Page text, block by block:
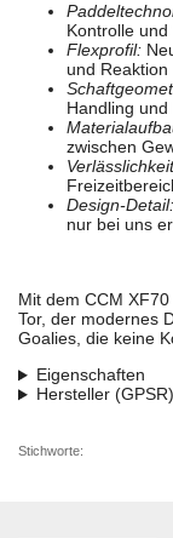
Kontrolle und
Flexprofil:
und Reaktion
Handling
zwischen
Design-Detail:
nur bei uns
Mit dem CCM
Tor, der modernes
Goalies, die keine
Eigenschaften
Hersteller (GPSR)
Stichworte: